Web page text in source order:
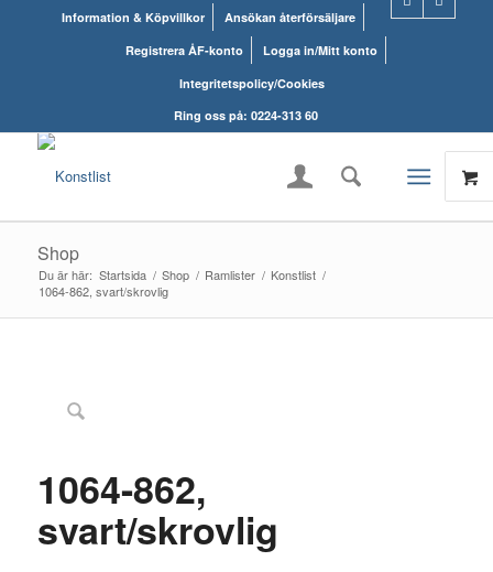
Information & Köpvillkor
Ansökan återförsäljare
Registrera ÅF-konto
Logga in/Mitt konto
Integritetspolicy/Cookies
Ring oss på: 0224-313 60
Shop
Du är här: Startsida / Shop / Ramlister / Konstlist /
1064-862, svart/skrovlig
1064-862,
svart/skrovlig